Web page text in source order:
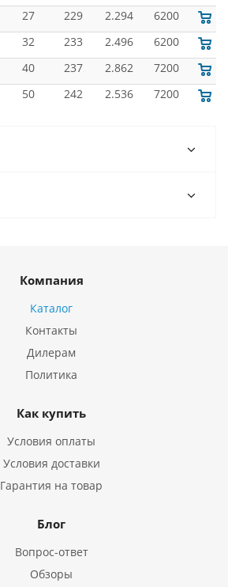
27 229 2.294
6200
32 233 2.496
6200
40 237 2.862
7200
50 242 2.536 7200
Компания
Каталог
Контакты
Дилерам
Политика
Как купить
Условия оплаты
Условия доставки
Гарантия на товар
Блог
Вопрос-ответ
Обзоры